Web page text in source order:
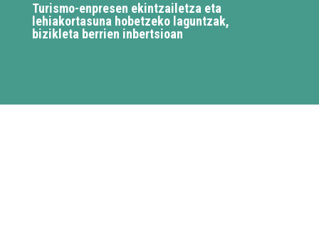
Turismo-enpresen ekintzailetza eta
lehiakortasuna hobetzeko laguntzak,
bizikleta berrien inbertsioan